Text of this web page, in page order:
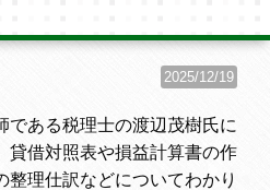
2025/12/19
である税理士の渡辺茂樹氏に
貸借対照表や損益計算書の作
整理仕訳などについてわかり